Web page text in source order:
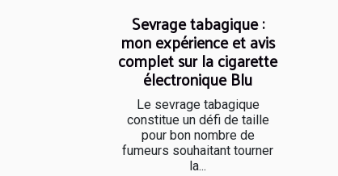
Sevrage tabagique :
mon expérience et avis
complet sur la cigarette
électronique Blu
Le sevrage tabagique
constitue un défi de taille
pour bon nombre de
fumeurs souhaitant tourner
la...